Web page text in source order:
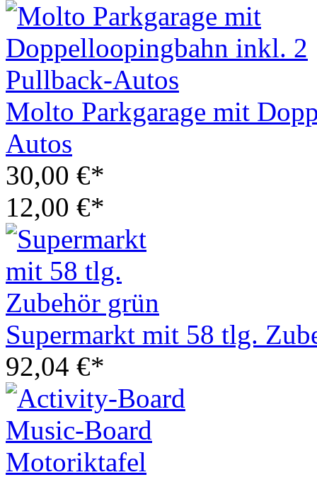
Molto Parkgarage mit
Autos
30,00 €*
12,00 €*
Supermarkt mit 58 tlg.
92,04 €*